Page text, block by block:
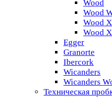
Wood
Wood
Wood
Wood
Egger
Granorte
Ibercork
Wicanders
Wicanders
Техническая